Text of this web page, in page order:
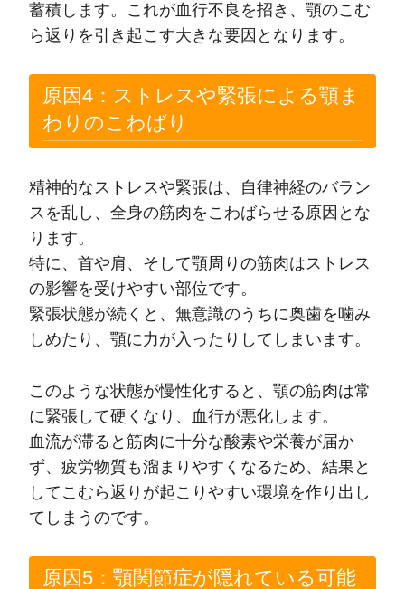
蓄積します。これが血行不良を招き、顎のこむ
ら返りを引き起こす大きな要因となります。
原因4：ストレスや緊張による顎ま
わりのこわばり
精神的なストレスや緊張は、自律神経のバラン
スを乱し、全身の筋肉をこわばらせる原因とな
ります。
特に、首や肩、そして顎周りの筋肉はストレス
の影響を受けやすい部位です。
緊張状態が続くと、無意識のうちに奥歯を噛み
しめたり、顎に力が入ったりしてしまいます。
このような状態が慢性化すると、顎の筋肉は常
に緊張して硬くなり、血行が悪化します。
血流が滞ると筋肉に十分な酸素や栄養が届か
ず、疲労物質も溜まりやすくなるため、結果と
してこむら返りが起こりやすい環境を作り出し
てしまうのです。
原因5：顎関節症が隠れている可能